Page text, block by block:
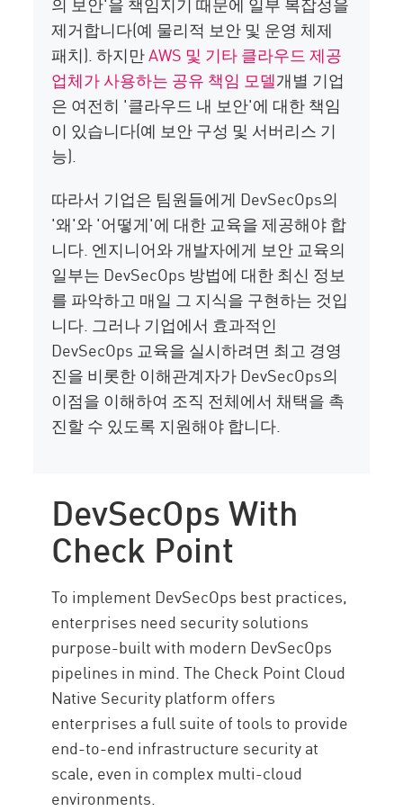
제거합니다(예 물리적 보안 및 운영 체제
패치). 하지만AWS 및 기타 클라우드 제공
업체가 사용하는 공유 책임 모델개별 기업
은 여전히 '클라우드 내 보안'에 대한 책임
이 있습니다(예 보안 구성 및 서버리스 기
능).
따라서 기업은 팀원들에게 DevSecOps의
'왜'와 '어떻게'에 대한 교육을 제공해야 합
니다. 엔지니어와 개발자에게 보안 교육의
일부는 DevSecOps 방법에 대한 최신 정보
를 파악하고 매일 그 지식을 구현하는 것입
니다. 그러나 기업에서 효과적인
DevSecOps 교육을 실시하려면 최고 경영
진을 비롯한 이해관계자가 DevSecOps의
이점을 이해하여 조직 전체에서 채택을 촉
진할 수 있도록 지원해야 합니다.
DevSecOps With
Check Point
To implement DevSecOps best practices,
enterprises need security solutions
purpose-built with modern DevSecOps
pipelines in mind. The Check Point Cloud
Native Security platform offers
enterprises a full suite of tools to provide
end-to-end infrastructure security at
scale, even in complex multi-cloud
environments.